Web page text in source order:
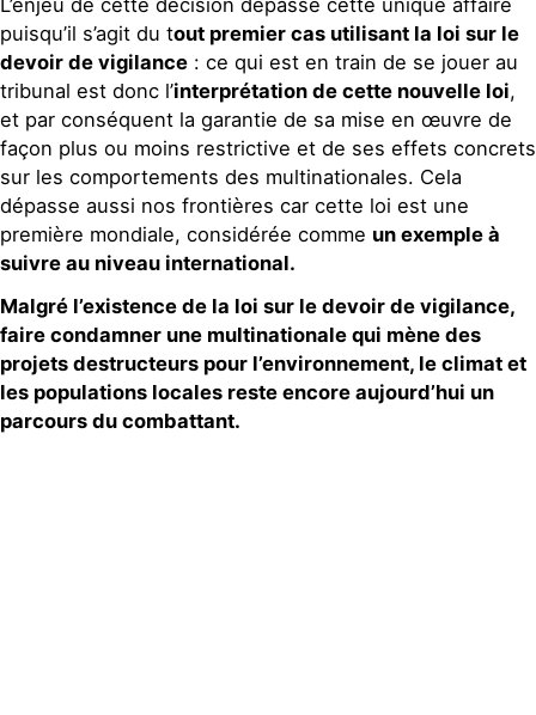
puisqu’il s’agit du tout premier cas utilisant la loi sur le
devoir de vigilance : ce qui est en train de se jouer au
tribunal est donc l’interprétation de cette nouvelle loi,
et par conséquent la garantie de sa mise en œuvre de
façon plus ou moins restrictive et de ses effets concrets
sur les comportements des multinationales. Cela
dépasse aussi nos frontières car cette loi est une
première mondiale, considérée comme un exemple à
suivre au niveau international.
Malgré l’existence de la loi sur le devoir de vigilance,
faire condamner une multinationale qui mène des
projets destructeurs pour l’environnement, le climat et
les populations locales reste encore aujourd’hui un
parcours du combattant.